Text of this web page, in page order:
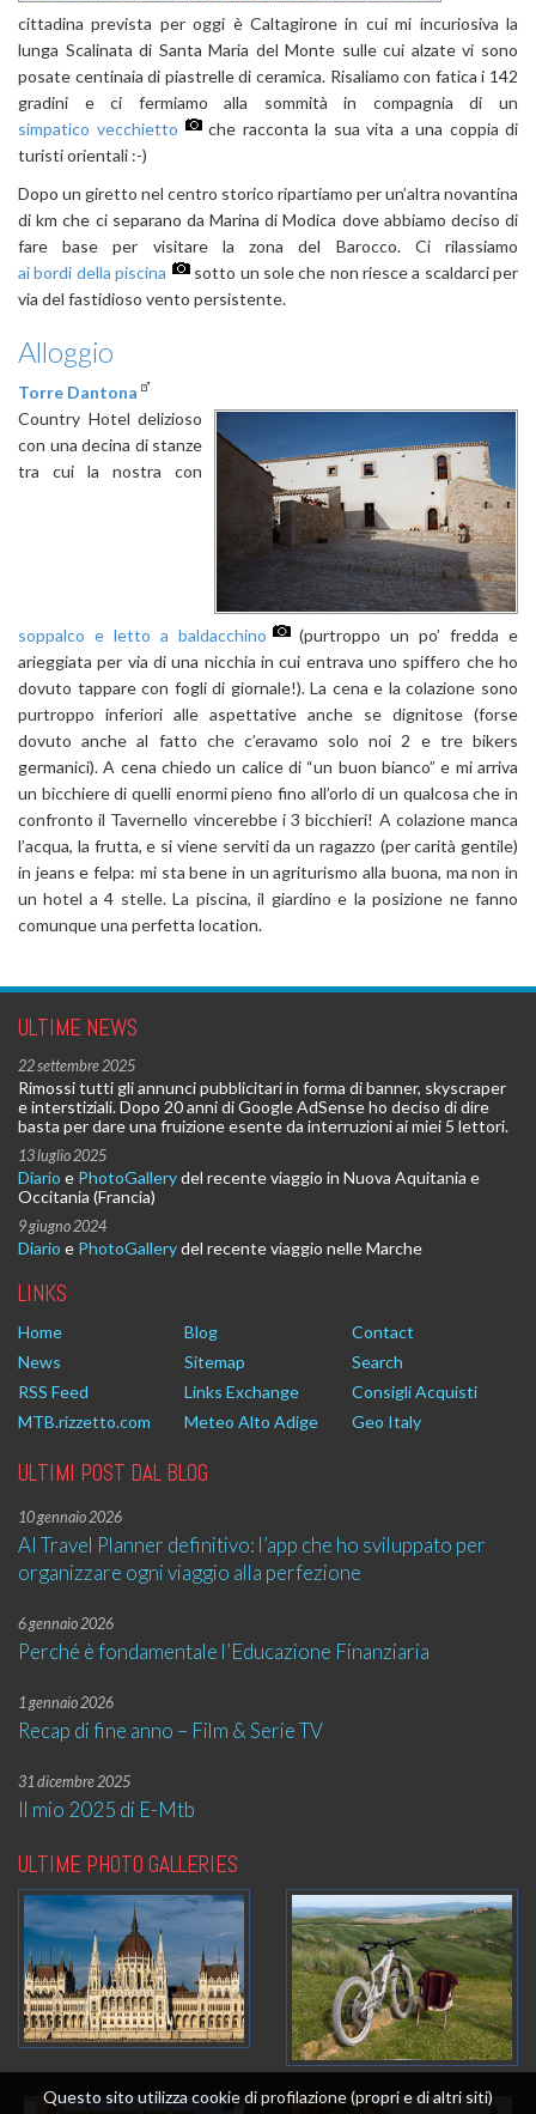
cittadina prevista per oggi è Caltagirone in cui mi incuriosiva la
lunga Scalinata di Santa Maria del Monte sulle cui alzate vi sono
posate centinaia di piastrelle di ceramica. Risaliamo con fatica i 142
gradini e ci fermiamo alla sommità in compagnia di un
simpatico vecchietto
che racconta la sua vita a una coppia di
turisti orientali :-)
Dopo un giretto nel centro storico ripartiamo per un’altra novantina
di km che ci separano da Marina di Modica dove abbiamo deciso di
fare base per visitare la zona del Barocco. Ci rilassiamo
ai bordi della piscina
sotto un sole che non riesce a scaldarci per
via del fastidioso vento persistente.
Alloggio
Torre Dantona
Country Hotel delizioso
con una decina di stanze
tra cui la nostra con
soppalco e letto a baldacchino
(purtroppo un po’ fredda e
arieggiata per via di una nicchia in cui entrava uno spiffero che ho
dovuto tappare con fogli di giornale!). La cena e la colazione sono
purtroppo inferiori alle aspettative anche se dignitose (forse
dovuto anche al fatto che c’eravamo solo noi 2 e tre bikers
germanici). A cena chiedo un calice di “un buon bianco” e mi arriva
un bicchiere di quelli enormi pieno fino all’orlo di un qualcosa che in
confronto il Tavernello vincerebbe i 3 bicchieri! A colazione manca
l’acqua, la frutta, e si viene serviti da un ragazzo (per carità gentile)
in jeans e felpa: mi sta bene in un agriturismo alla buona, ma non in
un hotel a 4 stelle. La piscina, il giardino e la posizione ne fanno
comunque una perfetta location.
ULTIME NEWS
22 settembre 2025
Rimossi tutti gli annunci pubblicitari in forma di banner, skyscraper
e interstiziali. Dopo 20 anni di Google AdSense ho deciso di dire
basta per dare una fruizione esente da interruzioni ai miei 5 lettori.
13 luglio 2025
Diario e PhotoGallerydel recente viaggio in Nuova Aquitania e
Occitania (Francia)
9 giugno 2024
Diario e PhotoGallerydel recente viaggio nelle Marche
LINKS
Home Blog
Contact
News
Sitemap
Search
RSS Feed
Links Exchange
Consigli Acquisti
MTB.rizzetto.com
Meteo Alto Adige Geo Italy
ULTIMI POST DAL BLOG
10 gennaio 2026
AI Travel Planner definitivo: l’app che ho sviluppato per
organizzare ogni viaggio alla perfezione
6 gennaio 2026
Perché è fondamentale l’Educazione Finanziaria
1 gennaio 2026
Recap di fine anno – Film & Serie TV
31 dicembre 2025
Il mio 2025 di E-Mtb
ULTIME PHOTO GALLERIES
Questo sito utilizza cookie di profilazione (propri e di altri siti)